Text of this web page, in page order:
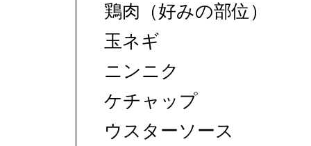
鶏肉（好みの部位）
玉ネギ
ニンニク
ケチャップ
ウスターソース